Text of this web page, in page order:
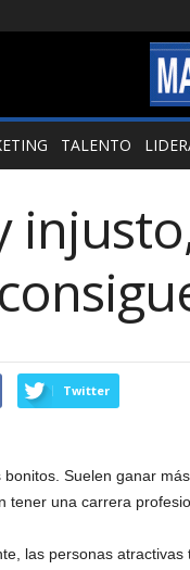
TALENTO
Twitter
Suelen ganar
tener una carrera
las personas